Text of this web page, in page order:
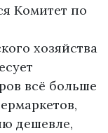
Комитет по
хозяйства
всё больше
дешевле,